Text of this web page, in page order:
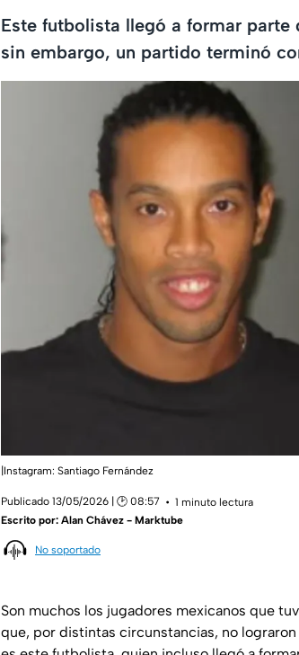
Este futbolista llegó a formar
sin embargo, un partido terminó
|Instagram: Santiago Fernández
Publicado 13/05/2026 | 🕑 08:57
1 minuto lectura
Escrito por: Alan Chávez - Marktube
No soportado
Son muchos los jugadores mexicanos que
que, por distintas circunstancias, no